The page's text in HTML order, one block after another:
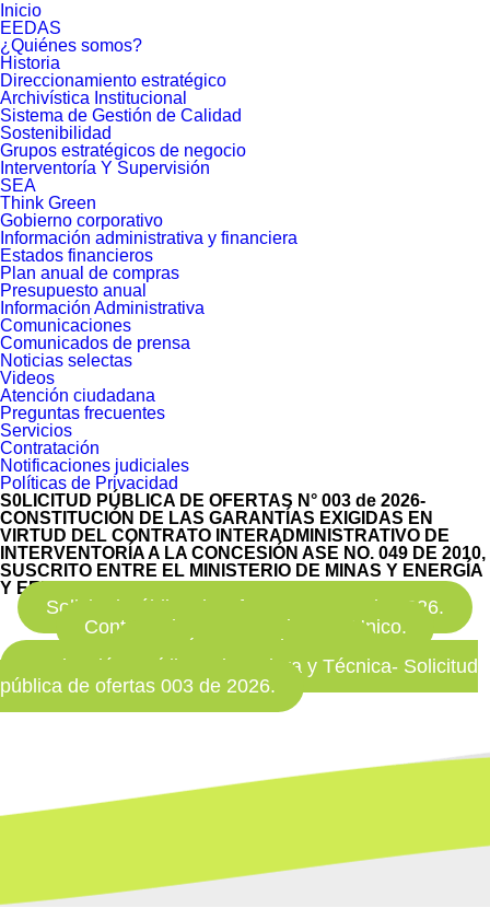
Inicio
EEDAS
¿Quiénes somos?
Historia
Direccionamiento estratégico
Archivística Institucional
Sistema de Gestión de Calidad
Sostenibilidad
Grupos estratégicos de negocio
Interventoría Y Supervisión
SEA
Think Green
Gobierno corporativo
Información administrativa y financiera
Estados financieros
Plan anual de compras
Presupuesto anual
Información Administrativa
Comunicaciones
Comunicados de prensa
Noticias selectas
Videos
Atención ciudadana
Preguntas frecuentes
Servicios
Contratación
Notificaciones judiciales
Políticas de Privacidad
S0LICITUD PÚBLICA DE OFERTAS N° 003 de 2026-
CONSTITUCIÓN DE LAS GARANTÍAS EXIGIDAS EN
VIRTUD DEL CONTRATO INTERADMINISTRATIVO DE
INTERVENTORÍA A LA CONCESIÓN ASE NO. 049 DE 2010,
SUSCRITO ENTRE EL MINISTERIO DE MINAS Y ENERGÍA
Y EEDAS S.A. E.S.P..
Solicitud Pública de Ofertas No. 003 de 2026.
Contrato de Interventoria ASE Unico.
Otrosí No. 007 de 2022.
Evaluación Jurídica, Financiera y Técnica- Solicitud
pública de ofertas 003 de 2026.